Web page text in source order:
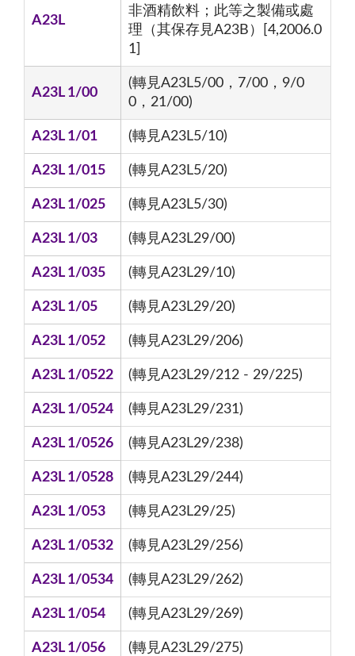
A23L
非酒精飲料；此等之製備或處
理（其保存見A23B）[4,2006.0
1]
A23L 1/00
(轉見A23L5/00，7/00，9/0
0，21/00)
A23L 1/01 (轉見A23L5/10)
A23L 1/015 (轉見A23L5/20)
A23L 1/025 (轉見A23L5/30)
A23L 1/03 (轉見A23L29/00)
A23L 1/035 (轉見A23L29/10)
A23L 1/05 (轉見A23L29/20)
A23L 1/052 (轉見A23L29/206)
A23L 1/0522 (轉見A23L29/212 - 29/225)
A23L 1/0524 (轉見A23L29/231)
A23L 1/0526 (轉見A23L29/238)
A23L 1/0528 (轉見A23L29/244)
A23L 1/053 (轉見A23L29/25)
A23L 1/0532 (轉見A23L29/256)
A23L 1/0534 (轉見A23L29/262)
A23L 1/054 (轉見A23L29/269)
A23L 1/056 (轉見A23L29/275)